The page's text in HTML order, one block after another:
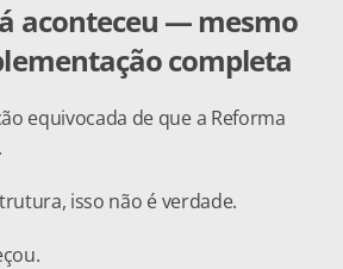
aconteceu — mesmo
completa
equivocada de que a Reforma
isso não é verdade.